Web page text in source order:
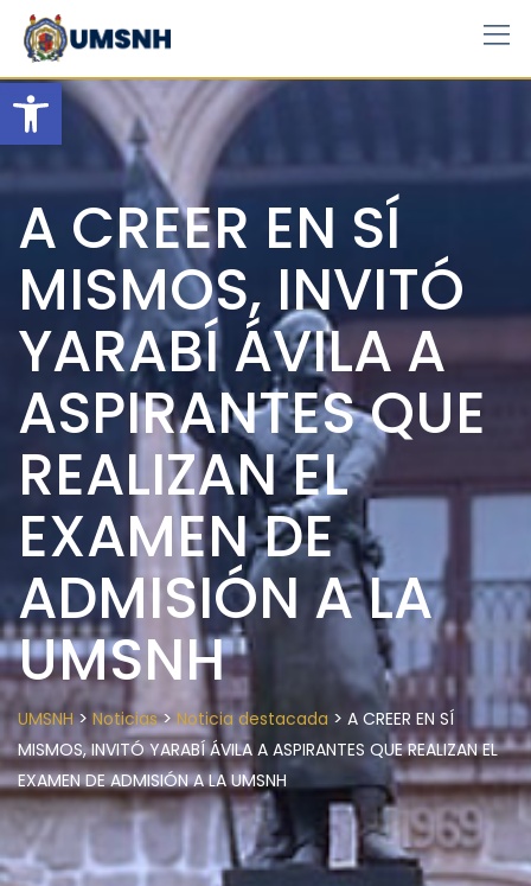
Open toolbar
Skip
content
A CREER EN SÍ
MISMOS, INVITÓ
YARABÍ ÁVILA A
ASPIRANTES QUE
REALIZAN EL
EXAMEN DE
ADMISIÓN A LA
UMSNH
UMSNH> Noticias>Noticia destacada > A CREER EN SÍ
MISMOS, INVITÓ YARABÍ ÁVILA A ASPIRANTES QUE REALIZAN EL
EXAMEN DE ADMISIÓN A LA UMSNH